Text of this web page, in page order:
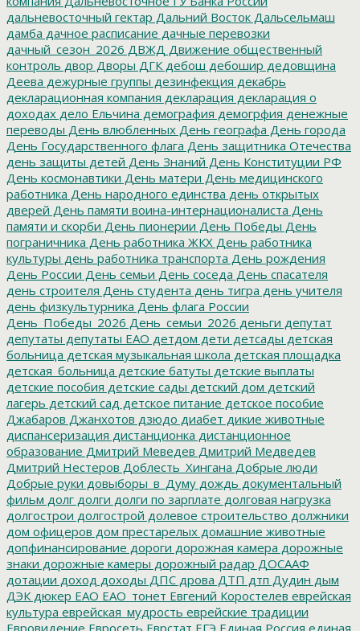
дальневосточный гектар Дальний Восток Дальсельмаш
дамба дачное расписание дачные перевозки
дачный_сезон_2026 ДВЖД Движение общественный
контроль двор Дворы ДГК дебош дебошир дедовщина
Деева дежурные группы дезинфекция декабрь
декларационная компания декларация декларация о
доходах дело Ельчина демография демогрфия денежные
переводы День влюбленных День географа День города
День Государственного флага День защитника Отечества
день защиты детей День Знаний День Конституции РФ
День космонавтики День матери День медицинского
работника День народного единства день открытых
дверей День памяти воина-интернационалиста День
памяти и скорби День пионерии День Победы День
пограничника День работника ЖКХ День работника
культуры день работника транспорта День рождения
День России День семьи День соседа День спасателя
день строителя День студента день тигра день учителя
день физкультурника День флага России
День_Победы_2026 День_семьи_2026 деньги депутат
депутаты депутаты ЕАО детдом дети детсады детская
больница детская музыкальная школа детская площадка
детская_больница детские батуты детские выплаты
детские пособия детские сады детский дом детский
лагерь детский сад детское питание детское пособие
Джабаров Джанхотов дзюдо диабет дикие животные
диспансеризация дистанционка дистанционное
образование Дмитрий Меведев Дмитрий Медведев
Дмитрий Нестеров Доблесть_Хингана Добрые люди
Добрые руки довыборы_в_Думу дождь документальный
фильм долг долги долги по зарплате долговая нагрузка
долгострои долгострой долевое строительство должники
дом офицеров дом престарелых домашние животные
допфинансирование дороги дорожная камера дорожные
знаки дорожные камеры дорожный радар ДОСААФ
дотации доход доходы ДПС дрова ДТП дтп Дудин дым
ДЭК дюкер ЕАО ЕАО_тонет Евгений Коростелев еврейская
культура еврейская_мудрость еврейские традиции
Евровидение Евросеть Еврстат ЕГЭ Единая Россия единая